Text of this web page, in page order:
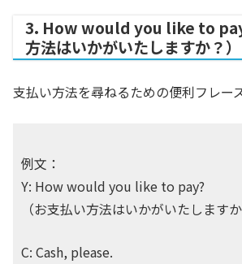
3. How would you like to
方法はいかがいたしますか？）
支払い方法を尋ねるための便利フレーズ
例文：
Y: How would you like to pay?
（お支払い方法はいかがいたしますか
C: Cash, please.